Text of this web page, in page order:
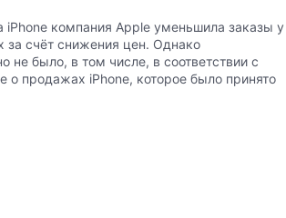
iPhone компания Apple уменьшила заказы у
за счёт снижения цен. Однако
не было, в том числе, в соответствии с
о продажах iPhone, которое было принято